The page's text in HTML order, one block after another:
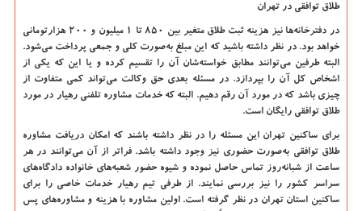
طلاق توافقی در تهران
در دفترخانه‌ها نیز هزینه ثبت طلاق متغیر بین 850 تا 1 میلیون و 200 هزارتومانی
خواهد بود. در نظر داشته باشید که این مبلغ به‌صورت کلی و جمعی پرداخت می‌شود.
البته طرفین می‌توانند مطابق خواسته‌شان آن را تقسیم کرده و یا این که یکی از
اشخاص کل آن را بپردازد. در مسئله بعدی حق وکالت می‌تواند کمی متفاوت از
چیزی باشد که در مورد آن رقم دهیم. البته که خدمات مشاوره تلفنی رهیار در مورد
طلاق توافقی رایگان است.
برای ساکنین تهران این مسئله را در نظر داشته باشند که امکان دریافت مشاوره
طلاق توافقی به‌صورت حضوری نیز وجود داشته باشد. فراتر از آن می‌توانند در هر
ساعت از شبانه‌روز تماس حاصل نموده و شیوه حضور شعبه‌های خانواده دادگاه‌های
سراسر کشور را نیز بررسی نمایند. از طرفی تیم رهیار خدمات خاصی را برای
ساکنین استان تهران در نظر گرفته است. اولین مشاوره با هزینه و مشاوره‌های پس